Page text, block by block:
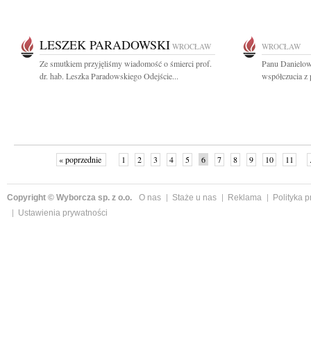
LESZEK PARADOWSKI WROCŁAW
Ze smutkiem przyjęliśmy wiadomość o śmierci prof.
dr. hab. Leszka Paradowskiego Odejście...
WROCŁAW
Panu
współczucia
« poprzednie 1 2 3 4 5 6 7 8 9 10 11
Copyright © Wyborcza sp. z o.o. O nas Staże u nas Reklama
Polityka
Ustawienia prywatności